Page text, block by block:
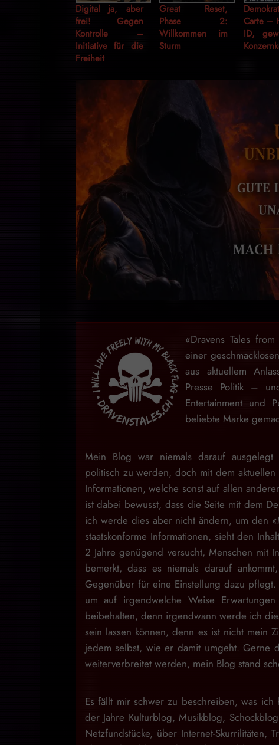
Digital ja, aber
frei! Gegen
Kontrolle –
Initiative für die
Freiheit
Great Reset,
Phase 2:
Willkommen im
Sturm
Carte –
ID,
«Dravens Tales
einer
aus aktuellem
Presse Politik –
Entertainment und
beliebte Marke
Mein Blog war niemals darauf
politisch zu werden, doch mit dem
Informationen, welche sonst auf allen
ist dabei bewusst, dass die Seite mit dem
ich werde dies aber nicht ändern, um den
staatskonforme Informationen, sieht den
2 Jahre genügend versucht, Menschen mit
bemerkt, dass es niemals darauf
Gegenüber für eine Einstellung dazu
um auf irgendwelche Weise
beibehalten, denn irgendwann werde ich
sein lassen können, denn es ist nicht mein
jedem selbst, wie er damit umgeht. Gerne
weiterverbreitet werden, mein Blog stand
Es fällt mir schwer zu beschreiben, was ich
der Jahre Kulturblog, Musikblog,
Netzfundstücke, über Internet-Skurrilitäten,